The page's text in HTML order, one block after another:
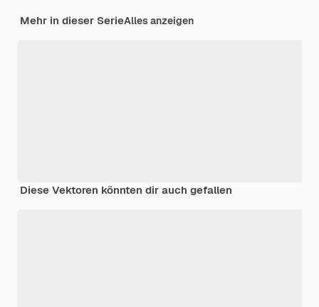
Mehr in dieser SerieAlles anzeigen
Diese Vektoren könnten dir auch gefallen